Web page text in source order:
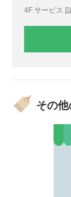
4F サービス [
その